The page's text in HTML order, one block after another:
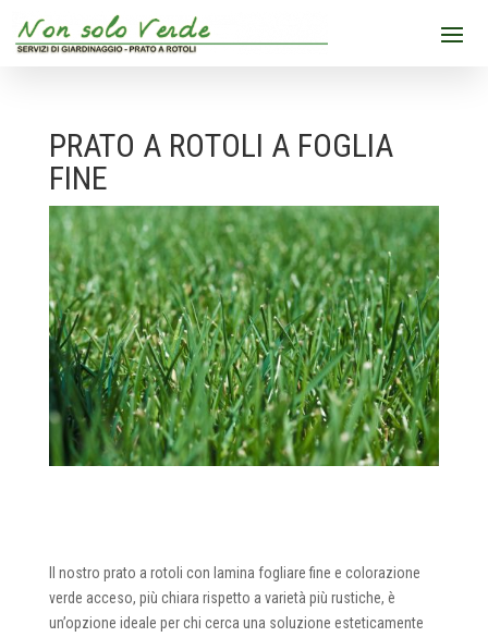
PRATO A ROTOLI A FOGLIA
FINE
Il nostro prato a rotoli con lamina fogliare fine e colorazione
verde acceso, più chiara rispetto a varietà più rustiche, è
un’opzione ideale per chi cerca una soluzione esteticamente